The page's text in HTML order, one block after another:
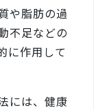
や脂肪の過
不足などの
に作用して
には、健康